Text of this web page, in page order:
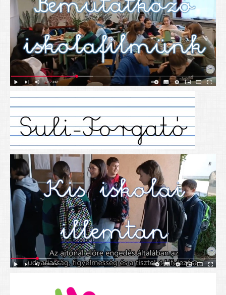
Névadónk
UNESCO Társult Iskola
Sportversenyek
Tanulmányi versenyek
Alapítványunk
Nyitva tartás
SZÜLŐKNEK
Google Tanterem, Classroom - útmutató diákoknak
Tanév rendje
Étkezés befizetése
Étlap
eKréta
Diákigazolvány igénylése
Mindennapos testnevelés
Tartós tankönyvek